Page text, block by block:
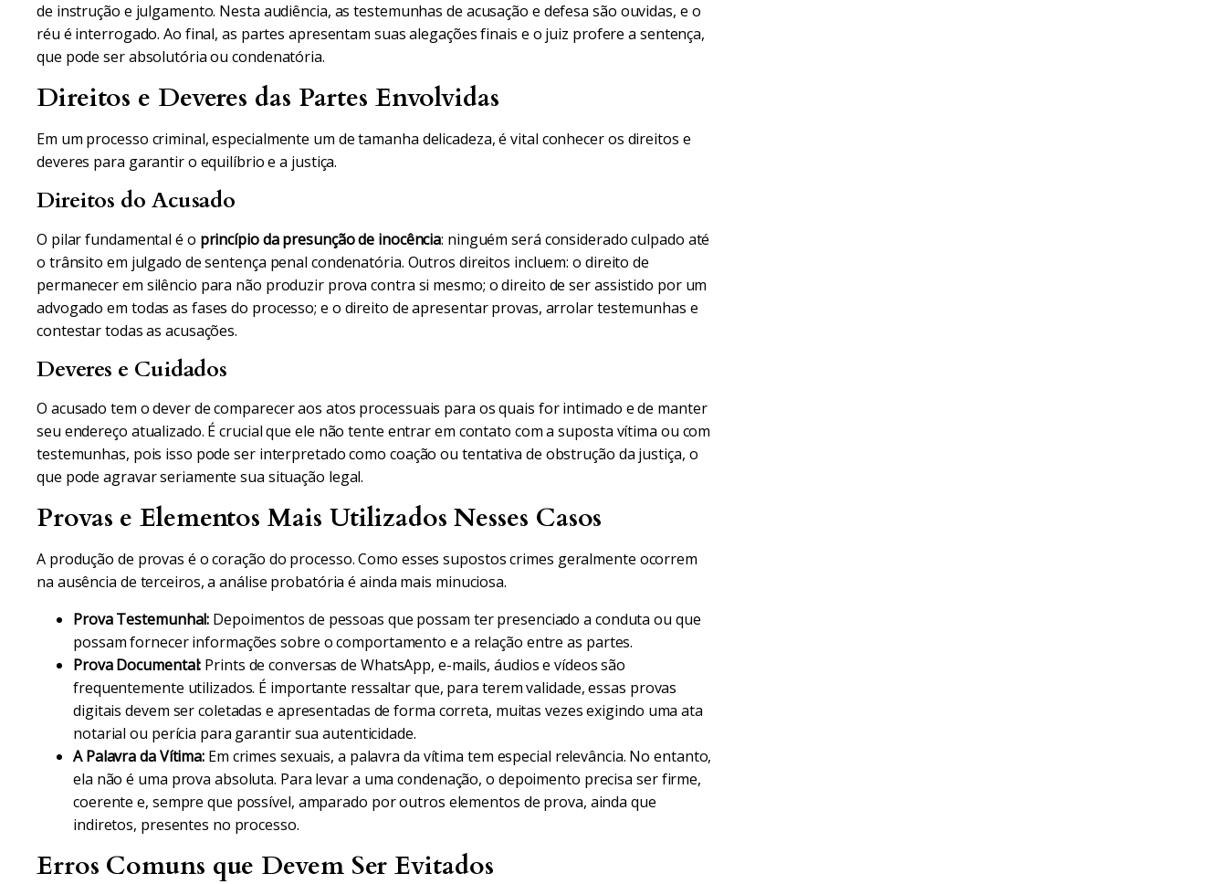
de instrução e julgamento. Nesta audiência, as testemunhas de acusação e defesa são ouvidas, e o
réu é interrogado. Ao final, as partes apresentam suas alegações finais e o juiz profere a sentença,
que pode ser absolutória ou condenatória.
Direitos e Deveres das Partes Envolvidas
Em um processo criminal, especialmente um de tamanha delicadeza, é vital conhecer os direitos e
deveres para garantir o equilíbrio e a justiça.
Direitos do Acusado
O pilar fundamental é o princípio da presunção de inocência: ninguém será considerado culpado até
o trânsito em julgado de sentença penal condenatória. Outros direitos incluem: o direito de
permanecer em silêncio para não produzir prova contra si mesmo; o direito de ser assistido por um
advogado em todas as fases do processo; e o direito de apresentar provas, arrolar testemunhas e
contestar todas as acusações.
Deveres e Cuidados
O acusado tem o dever de comparecer aos atos processuais para os quais for intimado e de manter
seu endereço atualizado. É crucial que ele não tente entrar em contato com a suposta vítima ou com
testemunhas, pois isso pode ser interpretado como coação ou tentativa de obstrução da justiça, o
que pode agravar seriamente sua situação legal.
Provas e Elementos Mais Utilizados Nesses Casos
A produção de provas é o coração do processo. Como esses supostos crimes geralmente ocorrem
na ausência de terceiros, a análise probatória é ainda mais minuciosa.
Prova Testemunhal: Depoimentos de pessoas que possam ter presenciado a conduta ou que
possam fornecer informações sobre o comportamento e a relação entre as partes.
Prova Documental: Prints de conversas de WhatsApp, e-mails, áudios e vídeos são
frequentemente utilizados. É importante ressaltar que, para terem validade, essas provas
digitais devem ser coletadas e apresentadas de forma correta, muitas vezes exigindo uma ata
notarial ou perícia para garantir sua autenticidade.
A Palavra da Vítima: Em crimes sexuais, a palavra da vítima tem especial relevância. No entanto,
ela não é uma prova absoluta. Para levar a uma condenação, o depoimento precisa ser firme,
coerente e, sempre que possível, amparado por outros elementos de prova, ainda que
indiretos, presentes no processo.
Erros Comuns que Devem Ser Evitados